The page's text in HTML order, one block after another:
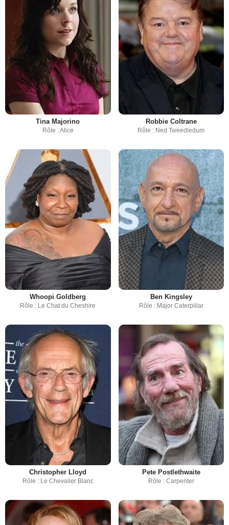
Tina Majorino
Rôle : Alice
Robbie Coltrane
Rôle : Ned Tweedledum
Whoopi Goldberg
Rôle : Le Chat du Cheshire
Ben Kingsley
Rôle : Major Caterpillar
Christopher Lloyd
Rôle : Le Chevalier Blanc
Pete Postlethwaite
Rôle : Carpenter